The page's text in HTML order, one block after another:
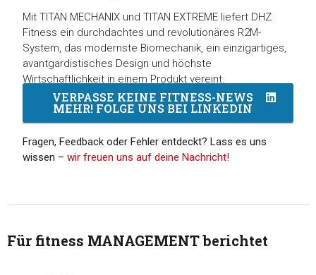
Mit TITAN MECHANIX und TITAN EXTREME liefert DHZ
Fitness ein durchdachtes und revolutionäres R2M-
System, das modernste Biomechanik, ein einzigartiges,
avantgardistisches Design und höchste
Wirtschaftlichkeit in einem Produkt vereint.
VERPASSE KEINE FITNESS-NEWS
MEHR! FOLGE UNS BEI LINKEDIN
Fragen, Feedback oder Fehler entdeckt? Lass es uns
wissen –wir freuen uns auf deine Nachricht!
Für fitness MANAGEMENT berichtet